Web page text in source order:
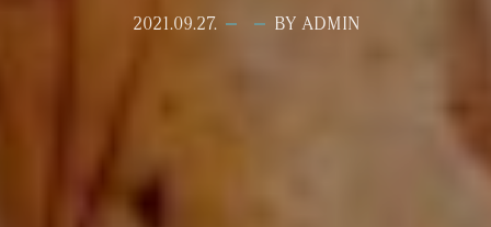
2021.09.27. BY ADMIN